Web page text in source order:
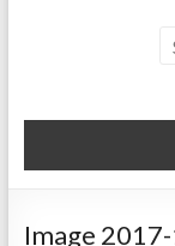
Image